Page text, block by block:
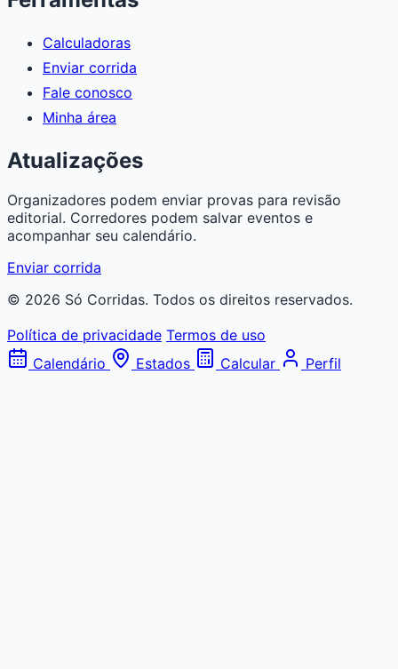
Calculadoras
Enviar corrida
Fale conosco
Minha área
Atualizações
Organizadores podem enviar provas para revisão
editorial. Corredores podem salvar eventos e
acompanhar seu calendário.
Enviar corrida
© 2026 Só Corridas. Todos os direitos reservados.
Política de privacidade Termos de uso
Calendário
Estados Calcular Perfil